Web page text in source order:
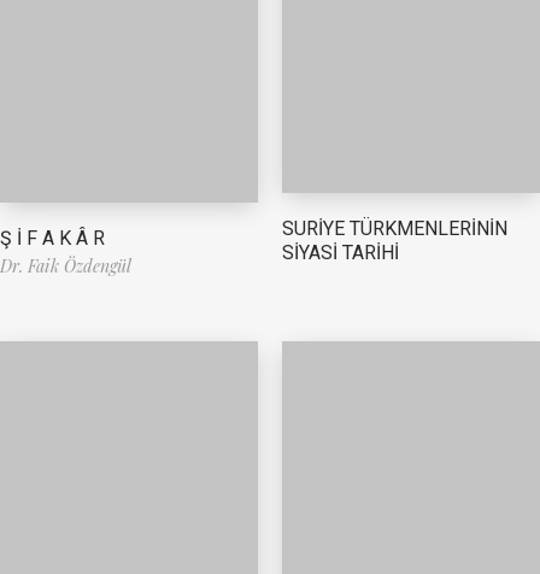
Ş İ F A K Â R
Dr. Faik Özdengül
SURİYE TÜRKMENLERİNİN
SİYASİ TARİHİ